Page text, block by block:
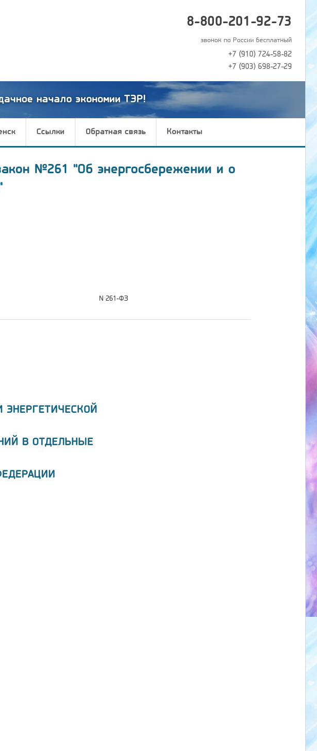
8-800-201-92-73
звонок по России бесплатный
+7 (910) 724-58-82
+7 (903) 698-27-29
начало экономии ТЭР!
Ссылки Обратная связь Контакты
№261 "Об энергосбережении и о
N 261-ФЗ
В ОТДЕЛЬНЫЕ